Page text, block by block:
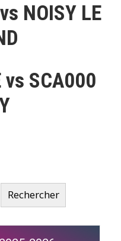
NOISY LE
vs SCA000
Rechercher